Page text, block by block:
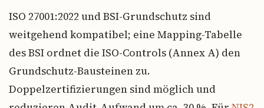
ISO 27001:2022 und BSI-Grundschutz sind
weitgehend kompatibel; eine Mapping-Tabelle
des BSI ordnet die ISO-Controls (Annex A) den
Grundschutz-Bausteinen zu.
Doppelzertifizierungen sind möglich und